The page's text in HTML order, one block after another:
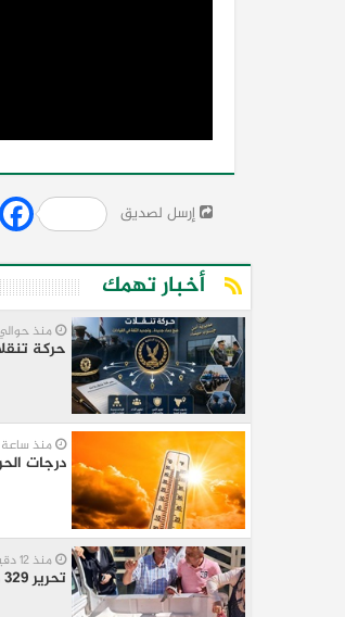
إرسل لصديق Twitter Facebook
أخبار تهمك
منذ حوالي 12
حركة
منذ
درجات
منذ 12 دقيقة
تحرير 329 مخالفة وضبط سلع مدعمة ومجهولة المصدر ومنتهية الصلاحية بالمنيا